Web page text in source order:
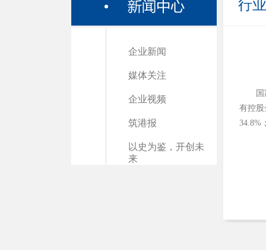
企业新闻
媒体关注
企业视频
筑港报
以史为鉴，开创未
来
行
有控股
34.8%